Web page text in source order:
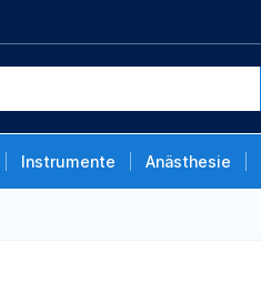
Instrumente Anästhesie